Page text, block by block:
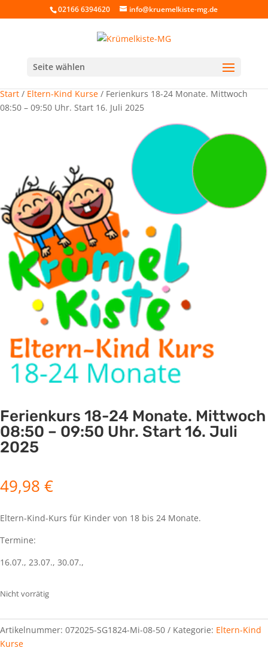
02166 6394620 info@kruemelkiste-mg.de
Seite wählen
Start / Eltern-Kind Kurse / Ferienkurs 18-24 Monate. Mittwoch
08:50 – 09:50 Uhr. Start 16. Juli 2025
Ferienkurs 18-24 Monate. Mittwoch
08:50 – 09:50 Uhr. Start 16. Juli
2025
49,98 €
Eltern-Kind-Kurs für Kinder von 18 bis 24 Monate.
Termine:
16.07., 23.07., 30.07.,
Nicht vorrätig
Artikelnummer: 072025-SG1824-Mi-08-50 Kategorie: Eltern-Kind
Kurse